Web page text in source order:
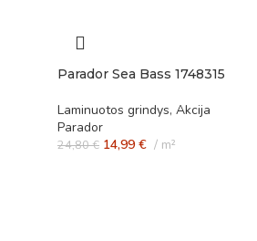
Parador Sea Bass 1748315
Laminuotos grindys, Akcija
Parador
24,80€ 14,99 € m²